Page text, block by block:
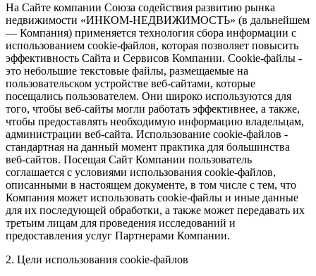
На Сайте компании Союза содействия развитию рынка
недвижимости «ИНКОМ-НЕДВИЖИМОСТЬ» (в дальнейшем
— Компания) применяется технология сбора информации с
использованием cookie-файлов, которая позволяет повысить
эффективность Сайта и Сервисов Компании. Сookie-файлы -
это небольшие текстовые файлы, размещаемые на
пользовательском устройстве веб-сайтами, которые
посещались пользователем. Они широко используются для
того, чтобы веб-сайты могли работать эффективнее, а также,
чтобы предоставлять необходимую информацию владельцам,
администрации веб-сайта. Использование cookie-файлов -
стандартная на данный момент практика для большинства
веб-сайтов. Посещая Сайт Компании пользователь
соглашается с условиями использования cookie-файлов,
описанными в настоящем документе, в том числе с тем, что
Компания может использовать cookie-файлы и иные данные
для их последующей обработки, а также может передавать их
третьим лицам для проведения исследований и
предоставления услуг Партнерами Компании.
2. Цели использования cookie-файлов